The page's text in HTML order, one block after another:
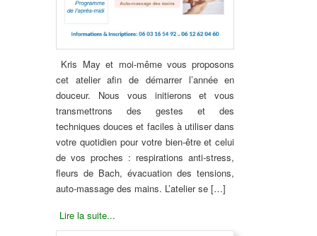
Kris May et moi-même vous proposons
cet atelier afin de démarrer l’année en
douceur. Nous vous initierons et vous
transmettrons des gestes et des
techniques douces et faciles à utiliser dans
votre quotidien pour votre bien-être et celui
de vos proches : respirations anti-stress,
fleurs de Bach, évacuation des tensions,
auto-massage des mains. L’atelier se […]
Lire la suite...